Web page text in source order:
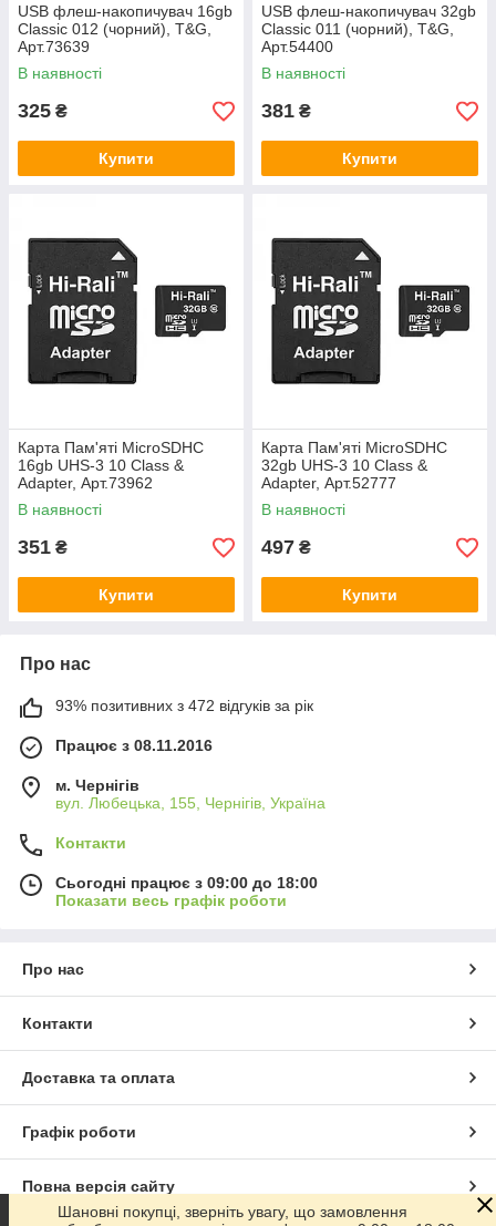
USB флеш-накопичувач 16gb
Classic 012 (чорний), T&G,
Арт.73639
В наявності
325 ₴
Купити
USB флеш-накопичувач 32gb
Classic 011 (чорний), T&G,
Арт.54400
В наявності
381 ₴
Купити
Карта Пам'яті MicroSDHC
16gb UHS-3 10 Class &
Adapter, Арт.73962
В наявності
351 ₴
Купити
Карта Пам'яті MicroSDHC
32gb UHS-3 10 Class &
Adapter, Арт.52777
В наявності
497 ₴
Купити
Про нас
93% позитивних з 472 відгуків за рік
Працює з 08.11.2016
м. Чернігів
вул. Любецька, 155, Чернігів, Україна
Контакти
Сьогодні працює з 09:00 до 18:00
Показати весь графік роботи
Про нас
Контакти
Доставка та оплата
Графік роботи
Повна версія сайту
Шановні покупці, зверніть увагу, що замовлення